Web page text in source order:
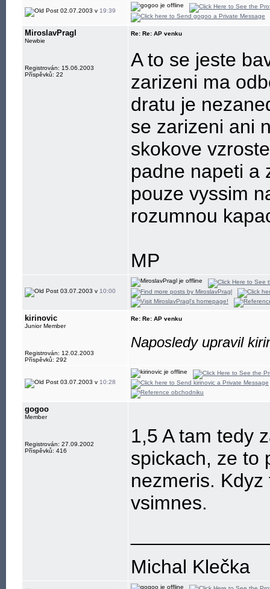
02.07.2003 v 19:39
MiroslavPragl
Newbie
Registrován: 15.06.2003
Příspěvků: 22
Re: Re: AP venku
A to se jeste
zarizeni ma
dratu je
se zarizeni ani
skokove
padne napeti a
pouze vyssim
rozumnou
MP
03.07.2003 v 10:00
kirinovic
Junior Member
Registrován: 12.02.2003
Příspěvků: 292
Re: Re: AP venku
Naposledy upravil
03.07.2003 v 10:28
gogoo
Member
Registrován: 27.09.2002
Příspěvků: 416
1,5 A tam tedy
spickach, ze to
nezmeris.
vsimnes.
Michal Klečka